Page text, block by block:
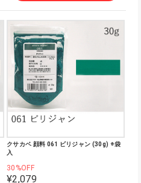
クサカベ 顔料 061 ビリジャン (30g) ※袋
入
30%OFF
¥2,079